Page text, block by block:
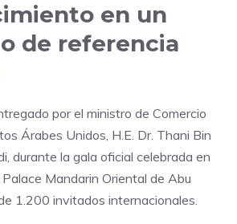
en un
de referencia
por el ministro de Comercio
Árabes Unidos, H.E. Dr. Thani Bin
durante la gala oficial celebrada en
Mandarin Oriental de Abu
1.200 invitados internacionales.